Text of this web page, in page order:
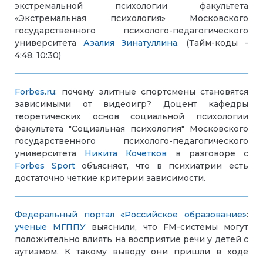
экстремальной психологии факультета
«Экстремальная психология» Московского
государственного психолого-педагогического
университета Азалия Зинатуллина. (Тайм-коды -
4:48, 10:30)
Forbes.ru: почему элитные спортсмены становятся
зависимыми от видеоигр? Доцент кафедры
теоретических основ социальной психологии
факультета "Социальная психология" Московского
государственного психолого-педагогического
университета Никита Кочетков в разговоре с
Forbes Sportобъясняет, что в психиатрии есть
достаточно четкие критерии зависимости.
Федеральный портал «Российское образование»:
ученые МГППУ выяснили, что FM-системы могут
положительно влиять на восприятие речи у детей с
аутизмом. К такому выводу они пришли в ходе